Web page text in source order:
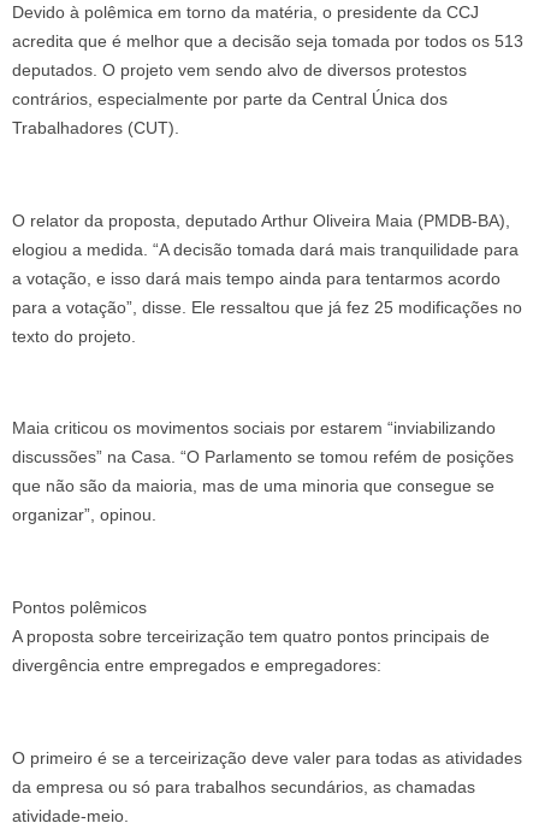
Devido à polêmica em torno da matéria, o presidente da CCJ
acredita que é melhor que a decisão seja tomada por todos os 513
deputados. O projeto vem sendo alvo de diversos protestos
contrários, especialmente por parte da Central Única dos
Trabalhadores (CUT).
O relator da proposta, deputado Arthur Oliveira Maia (PMDB-BA),
elogiou a medida. “A decisão tomada dará mais tranquilidade para
a votação, e isso dará mais tempo ainda para tentarmos acordo
para a votação”, disse. Ele ressaltou que já fez 25 modificações no
texto do projeto.
Maia criticou os movimentos sociais por estarem “inviabilizando
discussões” na Casa. “O Parlamento se tomou refém de posições
que não são da maioria, mas de uma minoria que consegue se
organizar”, opinou.
Pontos polêmicos
A proposta sobre terceirização tem quatro pontos principais de
divergência entre empregados e empregadores:
O primeiro é se a terceirização deve valer para todas as atividades
da empresa ou só para trabalhos secundários, as chamadas
atividade-meio.